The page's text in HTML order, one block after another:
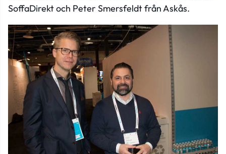
SoffaDirekt och Peter Smersfeldt från Askås.